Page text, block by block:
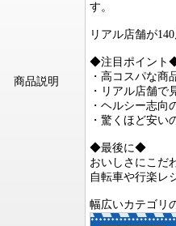
商品説明
す。
リアル店舗が
◆注目ポイント
・高コスパな商
・リアル店舗で
・ヘルシー志向
・驚くほど安い
◆最後に◆
おいしさにこだ
自転車や行楽レ
幅広いカテゴリ